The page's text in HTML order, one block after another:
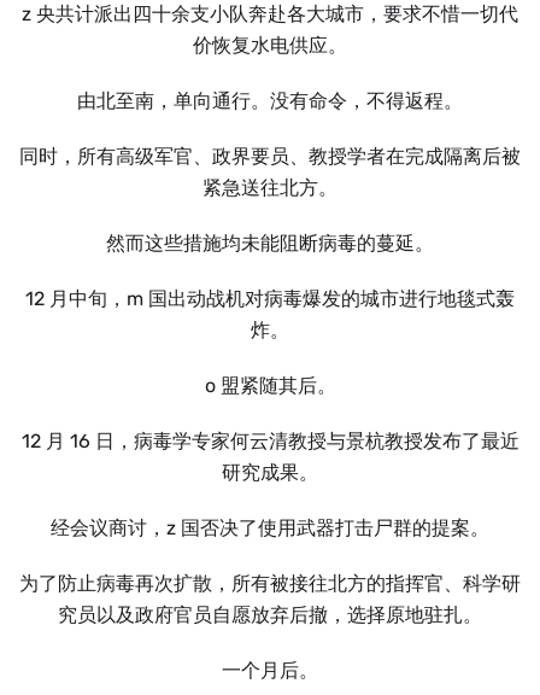
z 央共计派出四十余支小队奔赴各大城市，要求不惜一切代
价恢复水电供应。
由北至南，单向通行。没有命令，不得返程。
同时，所有高级军官、政界要员、教授学者在完成隔离后被
紧急送往北方。
然而这些措施均未能阻断病毒的蔓延。
12 月中旬，m 国出动战机对病毒爆发的城市进行地毯式轰
炸。
o 盟紧随其后。
12 月 16 日，病毒学专家何云清教授与景杭教授发布了最近
研究成果。
经会议商讨，z 国否决了使用武器打击尸群的提案。
为了防止病毒再次扩散，所有被接往北方的指挥官、科学研
究员以及政府官员自愿放弃后撤，选择原地驻扎。
一个月后。